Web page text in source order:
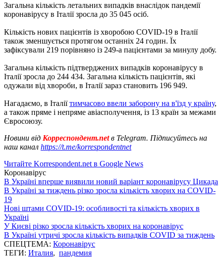
Загальна кількість летальних випадків внаслідок пандемії
коронавірусу в Італії зросла до 35 045 осіб.
Кількість нових пацієнтів із хворобою COVID-19 в Італії
також зменшується протягом останніх 24 годин. Їх
зафіксували 219 порівняно із 249-а пацієнтами за минулу добу.
Загальна кількість підтверджених випадків коронавірусу в
Італії зросла до 244 434. Загальна кількість пацієнтів, які
одужали від хвороби, в Італії зараз становить 196 949.
Нагадаємо, в Італіїтимчасово ввели заборону на в'їзд у країну,
а також пряме і непряме авіасполучення, із 13 країн за межами
Євросоюзу.
Новини від Корреспондент.netв Telegram. Підписуйтесь на
наш канал https://t.me/korrespondentnet
Читайте Korrespondent.net в Google News
Коронавірус
В Україні вперше виявили новий варіант коронавірусу Цикада
В Україні за тиждень різко зросла кількість хворих на COVID-
19
Нові штами COVID-19: особливості та кількість хворих в
Україні
У Києві різко зросла кількість хворих на коронавірус
В Україні утричі зросла кількість випадків COVID за тиждень
СПЕЦТЕМА: Коронавірус
ТЕГИ: Италия, пандемия